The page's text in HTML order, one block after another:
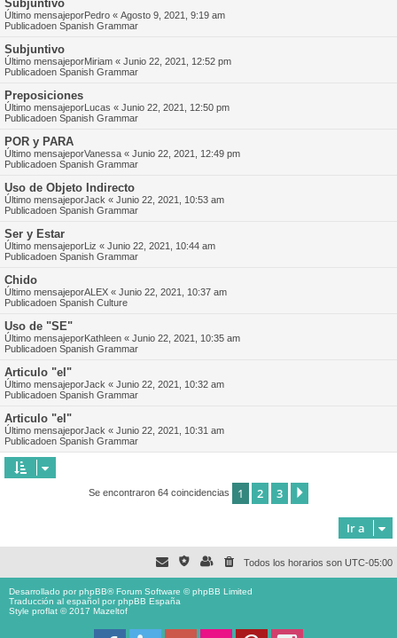
Subjuntivo
Último mensajeporPedro « Agosto 9, 2021, 9:19 am
Publicadoen Spanish Grammar
Subjuntivo
Último mensajeporMiriam « Junio 22, 2021, 12:52 pm
Publicadoen Spanish Grammar
Preposiciones
Último mensajeporLucas « Junio 22, 2021, 12:50 pm
Publicadoen Spanish Grammar
POR y PARA
Último mensajeporVanessa « Junio 22, 2021, 12:49 pm
Publicadoen Spanish Grammar
Uso de Objeto Indirecto
Último mensajeporJack « Junio 22, 2021, 10:53 am
Publicadoen Spanish Grammar
Ser y Estar
Último mensajeporLiz « Junio 22, 2021, 10:44 am
Publicadoen Spanish Grammar
Chido
Último mensajeporALEX « Junio 22, 2021, 10:37 am
Publicadoen Spanish Culture
Uso de "SE"
Último mensajeporKathleen « Junio 22, 2021, 10:35 am
Publicadoen Spanish Grammar
Articulo "el"
Último mensajeporJack « Junio 22, 2021, 10:32 am
Publicadoen Spanish Grammar
Articulo "el"
Último mensajeporJack « Junio 22, 2021, 10:31 am
Publicadoen Spanish Grammar
Se encontraron 64 coincidencias 1 2 3
Ir a
Todos los horarios son UTC-05:00
Desarrollado porphpBB® Forum Software © phpBB Limited
Traducción al español porphpBB España
Style proflat © 2017 Mazeltof